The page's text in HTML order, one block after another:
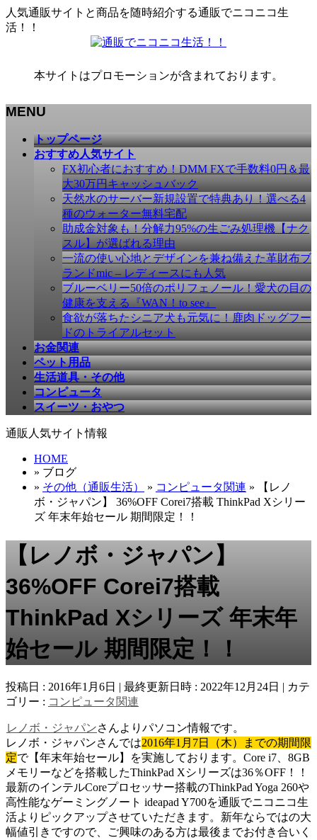
人気通販サイトと商品を随時紹介する通販でニコニコ生
活！！
本サイトはプロモーションが含まれております。
MENU
トップページ
おすすめ人気サイト
FX初心者におすすめ！DMM FXで手数料0円＆最
大30万円キャッシュバック
天然水のサーバー新規設置で特典あり！選べる4
種のウォーター無料宅配
助成金対象も！分解力95%の生ごみ処理機【ナク
スル】が選ばれる理由
一流の使い心地とデザインを兼ね備えた革財布ブ
ランドmic – レディースにも人気
ブルーベリー50倍のポリフェノール！愛犬の目の
健康を支える『WAN！to see』
食欲が落ちたシニア犬も元気に！鹿肉ドッグフー
ドのトライアルセット
お金関連
ペット用品
生活道具・その他
コンピュータ
スイーツ・おやつ
通販人気サイト情報
HOME
» ブログ
» その他（通販生活） » コンピュータ関連 » 【レノ
ボ・ジャパン】 36%OFF Corei7搭載 ThinkPad Xシリー
ズ 年末年始セール 期間限定！！
【レノボ・ジャパン】
36%OFF Corei7搭載
ThinkPad Xシリーズ 年末年
始セール 期間限定！！
投稿日 : 2016年1月6日 最終更新日時 : 2022年12月24日
カテ
ゴリー : コンピュータ関連
レノボ・ジャパンさんよりパソコン情報です。
レノボ・ジャパンさんでは2016年1月7日（木）までの期間限
定で【年末年始セール】を実施しております。Core i7、8GB
メモリーなどを搭載したThinkPad Xシリーズは36％OFF！！
最新のインテルCoreプロセッサー搭載のThinkPad Yoga 260や
高性能なゲーミングノート ideapad Y700を通販でニコニコ生
活よりピックアップさせていただきます。新年ならではの大
幅値引きですので、ご興味のある方は最後までお付き合いく